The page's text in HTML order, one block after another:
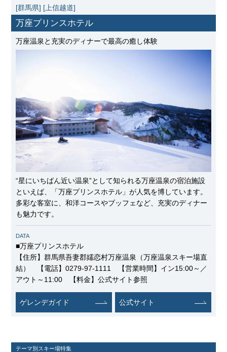
[群馬県] [上信越道]
万座プリンスホテル
万座温泉と充実のディナーで最高の癒し体験
“星にいちばん近い温泉”として知られる万座温泉の宿泊施設
といえば、「万座プリンスホテル」が人気を博しています。
多彩な客室に、和洋コースやブッフェなど、充実のディナー
も魅力です。
DATA
■万座プリンスホテル
【住所】群馬県吾妻郡嬬恋村万座温泉（万座温泉スキー場直
結） 【電話】0279-97-1111 【営業時間】イン15:00～／
アウト～11:00 【料金】公式サイト参照
ゲレンデガイド 公式サイト
テーマ別スキー場特集